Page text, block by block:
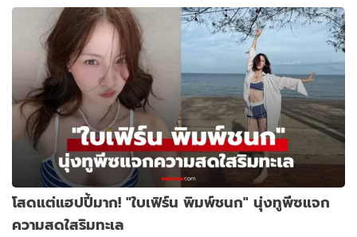
โสดแต่แฮปปี้มาก! "ใบเฟิร์น พิมพ์ชนก" นุ่งทูพีซแจก
ความสดใสริมทะเล